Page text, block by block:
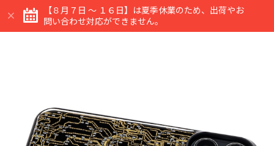
【８月７日 ～ １６日】は夏季休業のため、出荷やお
問い合わせ対応ができません。